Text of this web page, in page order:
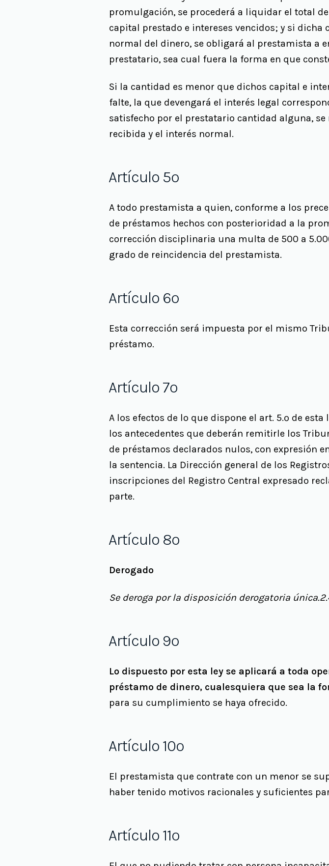
promulgación, se procederá a liquidar el total
capital prestado e intereses vencidos; y si
normal del dinero, se obligará al prestamista a
prestatario, sea cual fuera la forma en que
Si la cantidad es menor que dichos capital e
falte, la que devengará el interés legal
satisfecho por el prestatario cantidad alguna,
recibida y el interés normal.
Artículo 5º
A todo prestamista a quien, conforme a los
de préstamos hechos con posterioridad a la
corrección disciplinaria una multa de 500 a
grado de reincidencia del prestamista.
Artículo 6º
Esta corrección será impuesta por el mismo
préstamo.
Artículo 7º
A los efectos de lo que dispone el art. 5.º de
los antecedentes que deberán remitirle los
de préstamos declarados nulos, con expresión
la sentencia. La Dirección general de los
inscripciones del Registro Central expresado
parte.
Artículo 8º
Derogado
Se deroga por la disposición derogatoria
Artículo 9º
Lo dispuesto por esta ley se aplicará a toda
préstamo de dinero, cualesquiera que sea la
para su cumplimiento se haya ofrecido.
Artículo 10º
El prestamista que contrate con un menor se
haber tenido motivos racionales y suficientes
Artículo 11º